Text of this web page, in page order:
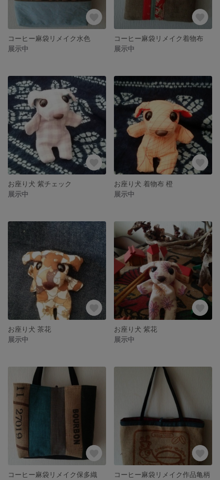
コーヒー麻袋リメイク水色
展示中
コーヒー麻袋リメイク着物布
展示中
お座り犬 紫チェック
展示中
お座り犬 着物布 橙
展示中
お座り犬 茶花
展示中
お座り犬 紫花
展示中
コーヒー麻袋リメイク保多織
コーヒー麻袋リメイク作品亀柄